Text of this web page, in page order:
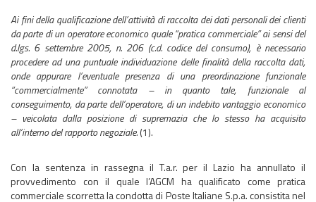
Ai fini della qualificazione dell’attività di raccolta dei dati personali dei clienti
da parte di un operatore economico quale “pratica commerciale” ai sensi del
d.lgs. 6 settembre 2005, n. 206 (c.d. codice del consumo), è necessario
procedere ad una puntuale individuazione delle finalità della raccolta dati,
onde appurare l’eventuale presenza di una preordinazione funzionale
“commercialmente” connotata – in quanto tale, funzionale al
conseguimento, da parte dell’operatore, di un indebito vantaggio economico
– veicolata dalla posizione di supremazia che lo stesso ha acquisito
all’interno del rapporto negoziale.(1).
Con la sentenza in rassegna il T.a.r. per il Lazio ha annullato il
provvedimento con il quale l’AGCM ha qualificato come pratica
commerciale scorretta la condotta di Poste Italiane S.p.a. consistita nel